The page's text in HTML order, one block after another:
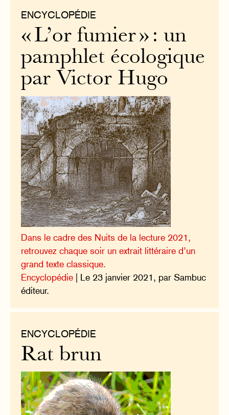
ENCYCLOPÉDIE
« L’or fumier » : un
pamphlet écologique
par Victor Hugo
Dans le cadre des Nuits de la lecture 2021,
retrouvez chaque soir un extrait littéraire d’un
grand texte classique.
Encyclopédie | Le 23 janvier 2021, par Sambuc
éditeur.
ENCYCLOPÉDIE
Rat brun